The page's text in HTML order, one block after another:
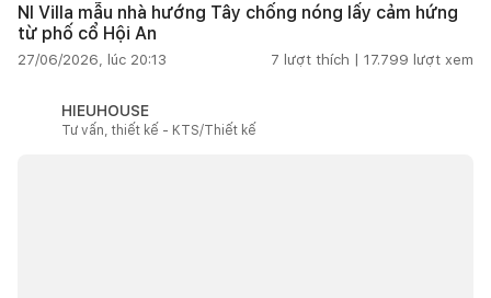
NI Villa mẫu nhà hướng Tây chống nóng lấy cảm hứng
từ phố cổ Hội An
27/06/2026, lúc 20:13 7 lượt thích | 17.799 lượt xem
HIEUHOUSE
Tư vấn, thiết kế - KTS/Thiết kế